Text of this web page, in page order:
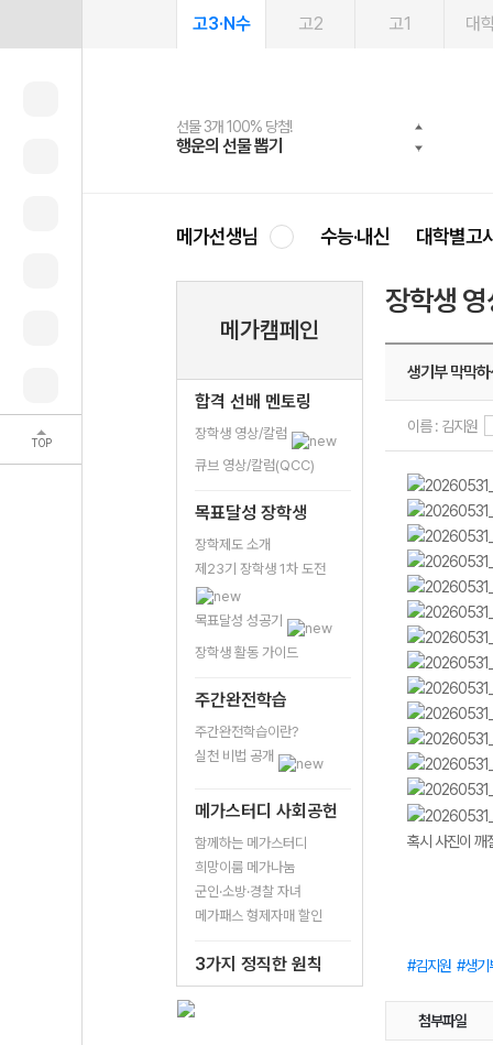
TOP
고3·N수 고2 고1 대
선물 3개 100% 당첨!
행운의 선물 뽑기
선물 100% 증정!
메가스터디 X 올리브
2027 러셀 단과
강사 공개선발
스마트러닝앱
설문 EVENT
메가패스
3일 무료 체험권
메가패스 수강생 무료혜택!
메가클럽 멤버십
사회공헌 캠페인
희망이룸 메가나눔
메가선생님 수능·내신 대학별고
메가캠페인
합격 선배 멘토링
장학생 영상/칼럼
큐브 영상/칼럼(QCC)
목표달성 장학생
장학제도 소개
제23기 장학생 1차 도전
목표달성 성공기
장학생 활동 가이드
주간완전학습
주간완전학습이란?
실천 비법 공개
메가스터디 사회공헌
함께하는 메가스터디
희망이룸 메가나눔
군인·소방·경찰 자녀
메가패스 형제자매 할인
3가지 정직한 원칙
장학생
생기부 막막
이름 : 김지원
혹시 사진이 깨
김지원 생기
첨부파일